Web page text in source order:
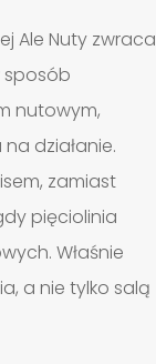
Ale Nuty zwraca
sposób
nutowym,
działanie.
zamiast
pięciolinia
Właśnie
a nie tylko salą